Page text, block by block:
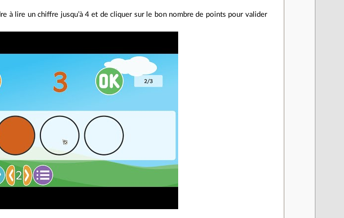
à lire un chiffre jusqu’à 4 et de cliquer sur le bon nombre de points pour valider